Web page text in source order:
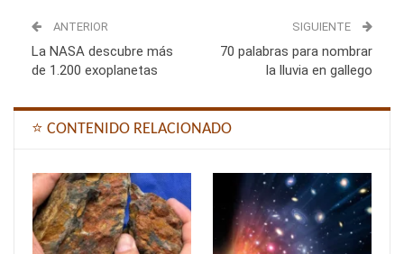
ANTERIOR
La NASA descubre más
de 1.200 exoplanetas
SIGUIENTE
70 palabras para nombrar
la lluvia en gallego
⭐ CONTENIDO RELACIONADO